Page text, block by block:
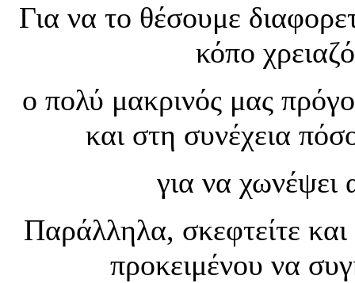
Για να το θέσουμε
κόπο
ο πολύ μακρινός μας
και στη συνέχεια
για να χωνέψει
Παράλληλα, σκεφτείτε
προκειμένου να